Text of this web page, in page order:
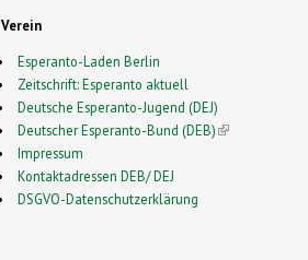
Verein
Esperanto-Laden Berlin
Zeitschrift: Esperanto aktuell
Deutsche Esperanto-Jugend (DEJ)
Deutscher Esperanto-Bund (DEB)(link is external)
Impressum
Kontaktadressen DEB/ DEJ
DSGVO-Datenschutzerklärung